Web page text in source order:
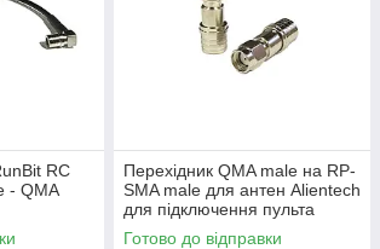
RC
- QMA
Перехідник QMA male на RP-
SMA male для антен Alientech
для підключення пульта
квадрокоптера DJI
Готово до відправки